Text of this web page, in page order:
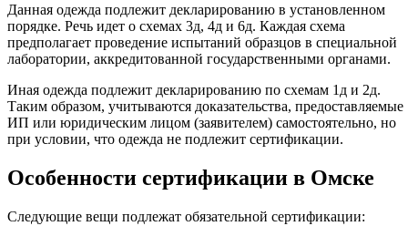
Данная одежда подлежит декларированию в установленном
порядке. Речь идет о схемах 3д, 4д и 6д. Каждая схема
предполагает проведение испытаний образцов в специальной
лаборатории, аккредитованной государственными органами.
Иная одежда подлежит декларированию по схемам 1д и 2д.
Таким образом, учитываются доказательства, предоставляемые
ИП или юридическим лицом (заявителем) самостоятельно, но
при условии, что одежда не подлежит сертификации.
Особенности сертификации в Омске
Следующие вещи подлежат обязательной сертификации: